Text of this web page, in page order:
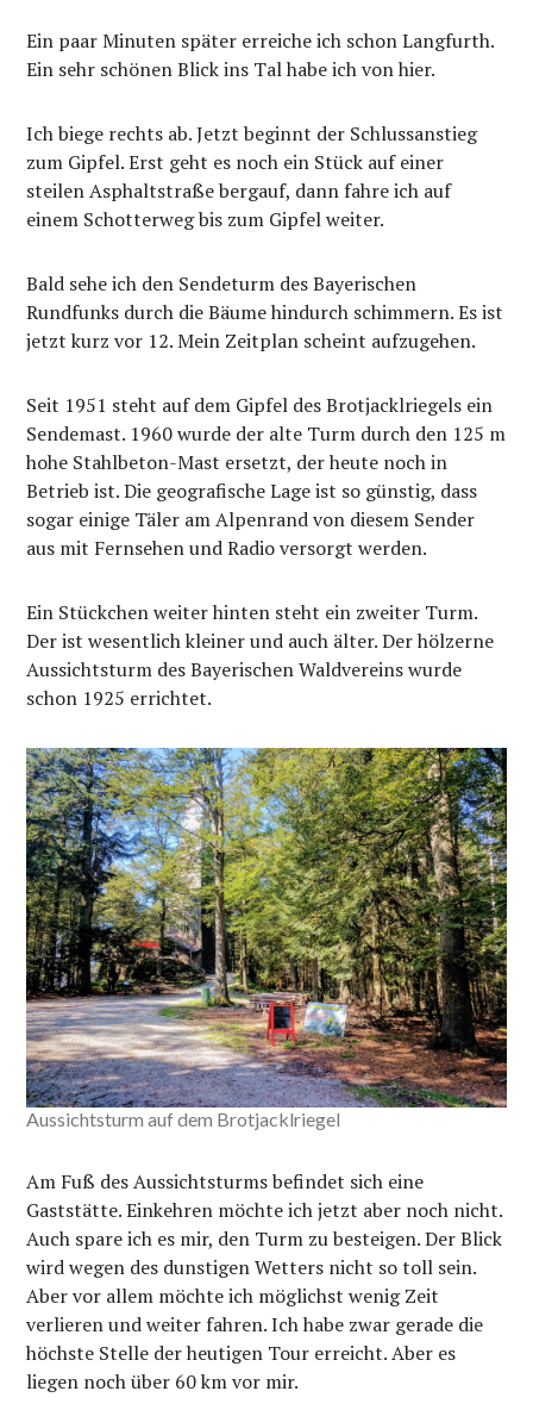
Ein paar Minuten später erreiche ich schon Langfurth.
Ein sehr schönen Blick ins Tal habe ich von hier.
Ich biege rechts ab. Jetzt beginnt der Schlussanstieg
zum Gipfel. Erst geht es noch ein Stück auf einer
steilen Asphaltstraße bergauf, dann fahre ich auf
einem Schotterweg bis zum Gipfel weiter.
Bald sehe ich den Sendeturm des Bayerischen
Rundfunks durch die Bäume hindurch schimmern. Es ist
jetzt kurz vor 12. Mein Zeitplan scheint aufzugehen.
Seit 1951 steht auf dem Gipfel des Brotjacklriegels ein
Sendemast. 1960 wurde der alte Turm durch den 125 m
hohe Stahlbeton-Mast ersetzt, der heute noch in
Betrieb ist. Die geografische Lage ist so günstig, dass
sogar einige Täler am Alpenrand von diesem Sender
aus mit Fernsehen und Radio versorgt werden.
Ein Stückchen weiter hinten steht ein zweiter Turm.
Der ist wesentlich kleiner und auch älter. Der hölzerne
Aussichtsturm des Bayerischen Waldvereins wurde
schon 1925 errichtet.
Aussichtsturm auf dem Brotjacklriegel
Am Fuß des Aussichtsturms befindet sich eine
Gaststätte. Einkehren möchte ich jetzt aber noch nicht.
Auch spare ich es mir, den Turm zu besteigen. Der Blick
wird wegen des dunstigen Wetters nicht so toll sein.
Aber vor allem möchte ich möglichst wenig Zeit
verlieren und weiter fahren. Ich habe zwar gerade die
höchste Stelle der heutigen Tour erreicht. Aber es
liegen noch über 60 km vor mir.